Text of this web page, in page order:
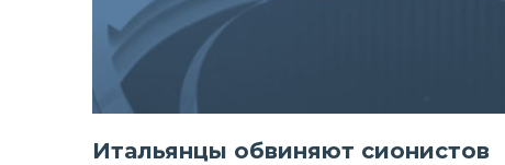
Итальянцы обвиняют сионистов